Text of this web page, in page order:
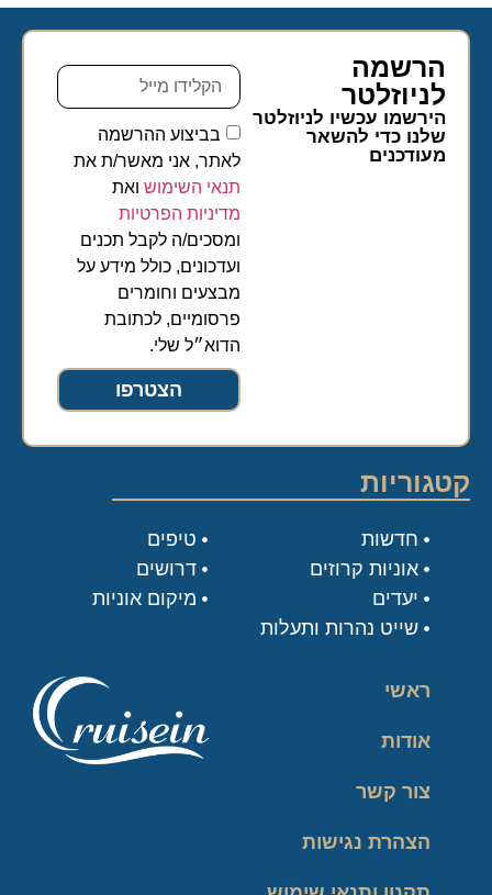
הרשמה
לניוזלטר​
הירשמו עכשיו לניוזלטר
שלנו כדי להשאר
מעודכנים
בביצוע ההרשמה
לאתר, אני מאשר/ת את
תנאי השימושואת
מדיניות הפרטיות
ומסכים/ה לקבל תכנים
ועדכונים, כולל מידע על
מבצעים וחומרים
פרסומיים, לכתובת
הדוא״ל שלי.
הצטרפו
ראשי
אודות
צור קשר
הצהרת נגישות
קטגוריות
טיפים
דרושים
מיקום אוניות
חדשות
אוניות קרוזים
יעדים
שייט נהרות ותעלות